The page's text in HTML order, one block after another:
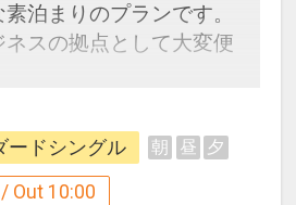
泊まりのプランです。
スの拠点として大変便
も完備で、急なご宿泊
もオススメです。
ードシングル 朝 昼 夕
Out 10:00